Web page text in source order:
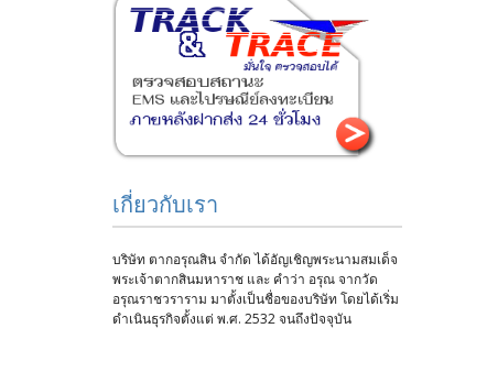
เกี่ยวกับเรา
บริษัท ตากอรุณสิน จำกัด ได้อัญเชิญพระนามสมเด็จ
พระเจ้าตากสินมหาราช และ คำว่า อรุณ จากวัด
อรุณราชวราราม มาตั้งเป็นชื่อของบริษัท โดยได้เริ่ม
ดำเนินธุรกิจตั้งแต่ พ.ศ. 2532 จนถึงปัจจุบัน